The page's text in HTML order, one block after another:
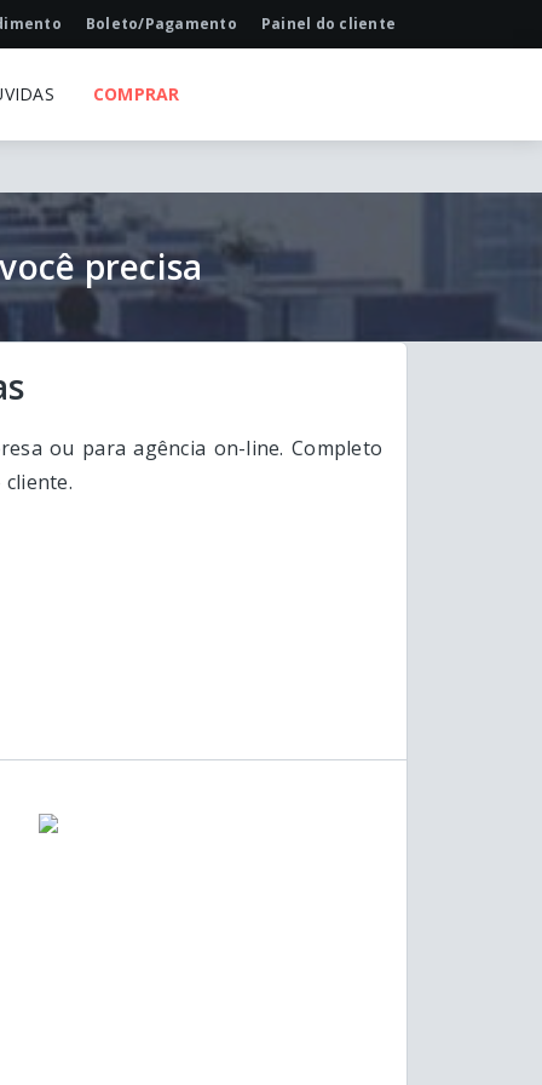
Boleto/Pagamento Painel do cliente
COMPRAR
precisa
ou para agência on-line. Completo